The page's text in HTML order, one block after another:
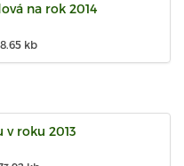
na rok 2014
kb
v roku 2013